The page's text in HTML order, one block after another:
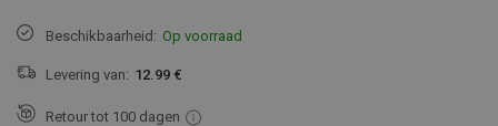
Beschikbaarheid: Op voorraad
Levering van: 12.99 €
Retour tot 100 dagen